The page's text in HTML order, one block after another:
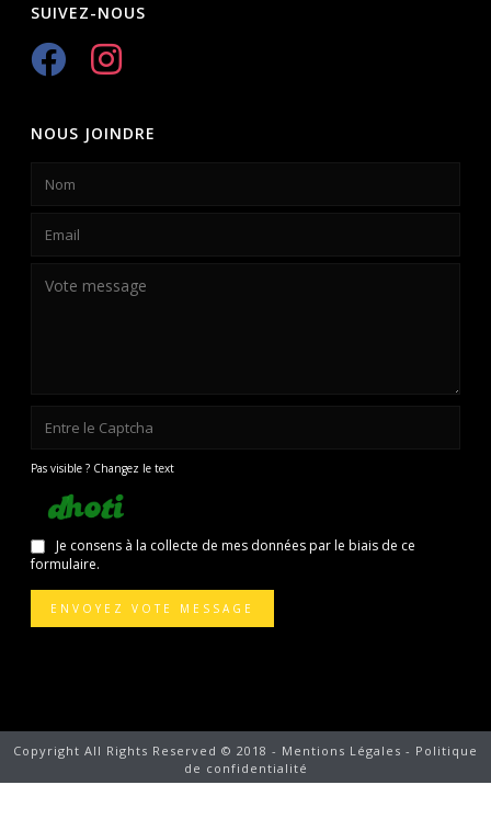
SUIVEZ-NOUS
NOUS JOINDRE
Pas visible ? Changez le text
Je consens à la collecte de mes données par le biais de ce
formulaire.
ENVOYEZ VOTE MESSAGE
Copyright All Rights Reserved © 2018 - Mentions Légales - Politique
de confidentialité